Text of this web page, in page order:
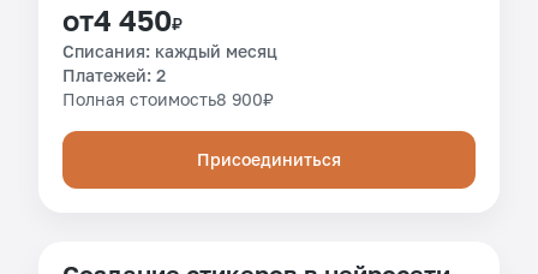
от4 450₽
Списания: каждый месяц
Платежей: 2
Полная стоимость8 900₽
Присоединиться